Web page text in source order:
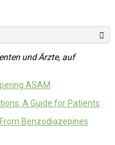
und Ärzte, auf
ASAM
A Guide for Patients
Benzodiazepines